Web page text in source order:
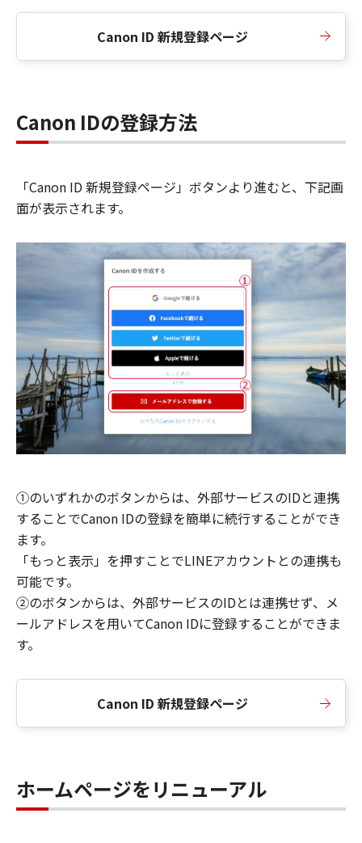
Canon ID 新規登録ページ
Canon IDの登録方法
「Canon ID 新規登録ページ」ボタンより進むと、下記画
面が表示されます。
①のいずれかのボタンからは、外部サービスのIDと連携
することでCanon IDの登録を簡単に続行することができ
ます。
「もっと表示」を押すことでLINEアカウントとの連携も
可能です。
②のボタンからは、外部サービスのIDとは連携せず、メ
ールアドレスを用いてCanon IDに登録することができま
す。
Canon ID 新規登録ページ
ホームページをリニューアル